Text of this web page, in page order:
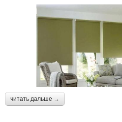
читать дальше →